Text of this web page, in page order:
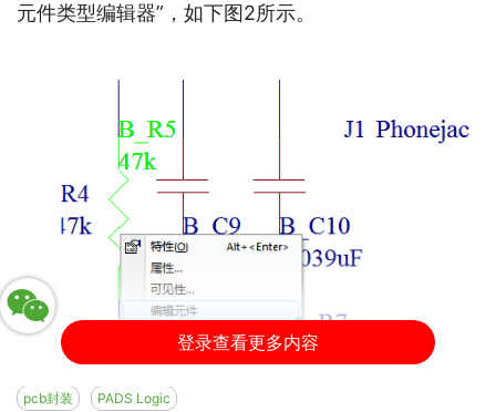
元件类型编辑器”，如下图2所示。
登录查看更多内容
pcb封装 PADS Logic